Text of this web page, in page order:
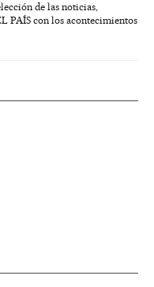
de las noticias,
PAÍS con los acontecimientos